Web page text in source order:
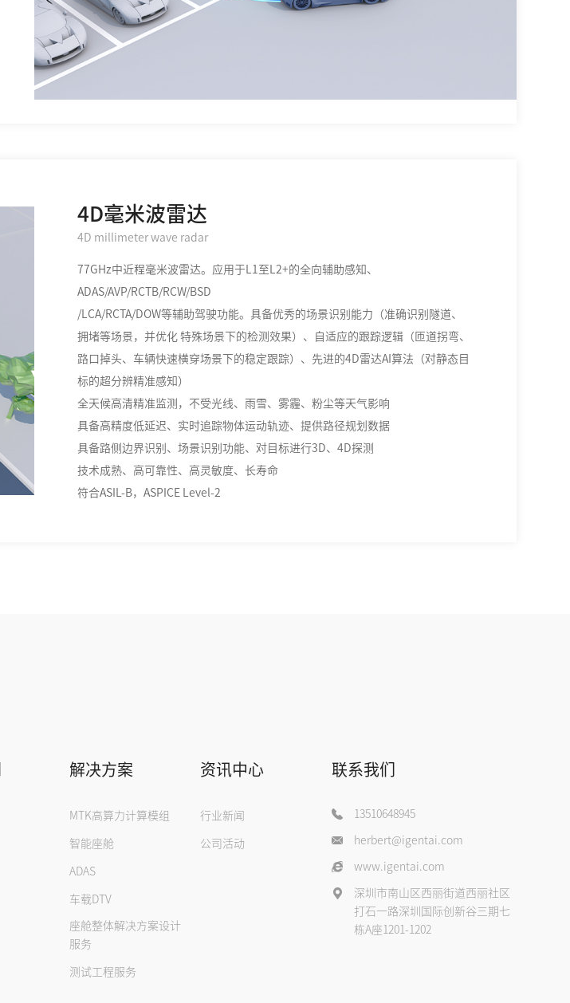
4D毫米波雷达
4D millimeter wave radar
77GHz中近程毫米波雷达。应用于L1至L2+的全向辅助感知、
ADAS/AVP/RCTB/RCW/BSD
/LCA/RCTA/DOW等辅助驾驶功能。具备优秀的场景识别能力（准确识别隧道、
拥堵等场景，并优化 特殊场景下的检测效果）、自适应的跟踪逻辑（匝道拐弯、
路口掉头、车辆快速横穿场景下的稳定跟踪）、先进的4D雷达AI算法（对静态目
标的超分辨精准感知）
全天候高清精准监测，不受光线、雨雪、雾霾、粉尘等天气影响
具备高精度低延迟、实时追踪物体运动轨迹、提供路径规划数据
具备路侧边界识别、场景识别功能、对目标进行3D、4D探测
技术成熟、高可靠性、高灵敏度、长寿命
符合ASIL-B，ASPICE Level-2
解决方案
MTK高算力计算模组
智能座舱
ADAS
车载DTV
座舱整体解决方案设计
服务
测试工程服务
资讯中心
行业新闻
公司活动
联系我们
13510648945
herbert@igentai.com
www.igentai.com
深圳市南山区西丽街道西丽社区
打石一路深圳国际创新谷三期七
栋A座1201-1202